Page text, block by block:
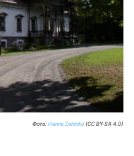
Фото: Hanna Zelenko (CC BY-SA 4.0)